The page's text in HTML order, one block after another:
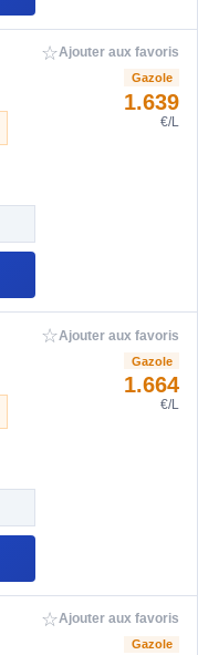
☆Ajouter aux favoris
Gazole
1.639
€/L
☆Ajouter aux favoris
Gazole
1.664
€/L
☆Ajouter aux favoris
Gazole